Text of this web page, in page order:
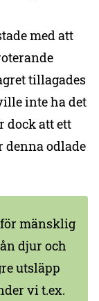
med att
tillagades
inte ha det
dock att ett
denna odlade
mänsklig
djur och
utsläpp
vi t.ex.